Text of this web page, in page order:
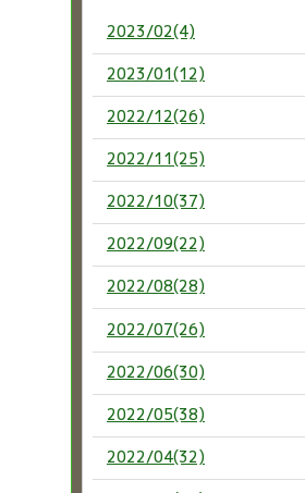
2023/02(4)
2023/01(12)
2022/12(26)
2022/11(25)
2022/10(37)
2022/09(22)
2022/08(28)
2022/07(26)
2022/06(30)
2022/05(38)
2022/04(32)